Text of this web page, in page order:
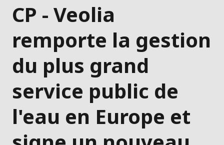
CP - Veolia
remporte la gestion
du plus grand
service public de
l'eau en Europe et